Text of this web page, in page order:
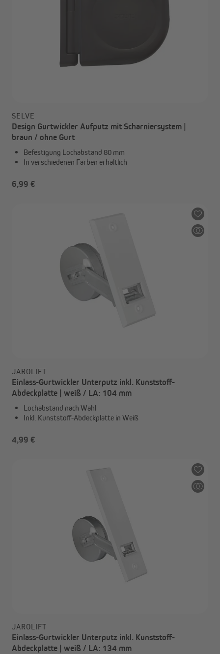
SELVE
Design Gurtwickler Aufputz mit Scharniersystem |
braun / ohne Gurt
Befestigung Lochabstand 80 mm
In verschiedenen Farben erhältlich
6,99 €
JAROLIFT
Einlass-Gurtwickler Unterputz inkl. Kunststoff-
Abdeckplatte | weiß / LA: 104 mm
Lochabstand nach Wahl
Inkl. Kunststoff-Abdeckplatte in Weiß
4,99 €
JAROLIFT
Einlass-Gurtwickler Unterputz inkl. Kunststoff-
Abdeckplatte | weiß / LA: 134 mm